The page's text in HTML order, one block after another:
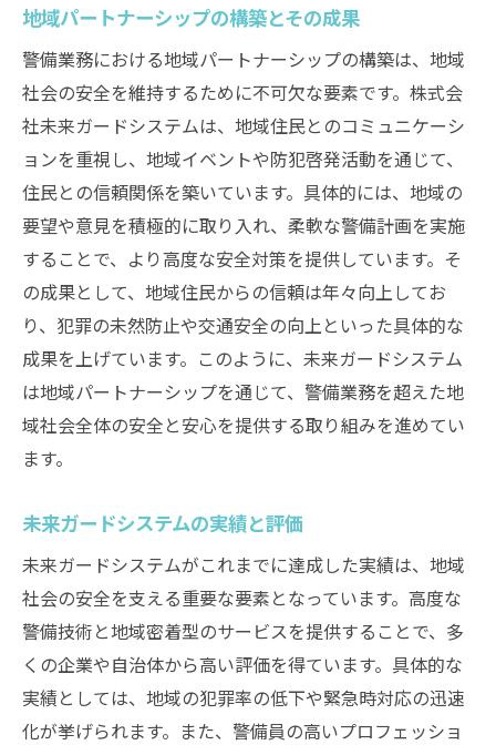
地域パートナーシップの構築とその成果
警備業務における地域パートナーシップの構築は、地域
社会の安全を維持するために不可欠な要素です。株式会
社未来ガードシステムは、地域住民とのコミュニケーシ
ョンを重視し、地域イベントや防犯啓発活動を通じて、
住民との信頼関係を築いています。具体的には、地域の
要望や意見を積極的に取り入れ、柔軟な警備計画を実施
することで、より高度な安全対策を提供しています。そ
の成果として、地域住民からの信頼は年々向上してお
り、犯罪の未然防止や交通安全の向上といった具体的な
成果を上げています。このように、未来ガードシステム
は地域パートナーシップを通じて、警備業務を超えた地
域社会全体の安全と安心を提供する取り組みを進めてい
ます。
未来ガードシステムの実績と評価
未来ガードシステムがこれまでに達成した実績は、地域
社会の安全を支える重要な要素となっています。高度な
警備技術と地域密着型のサービスを提供することで、多
くの企業や自治体から高い評価を得ています。具体的な
実績としては、地域の犯罪率の低下や緊急時対応の迅速
化が挙げられます。また、警備員の高いプロフェッショ